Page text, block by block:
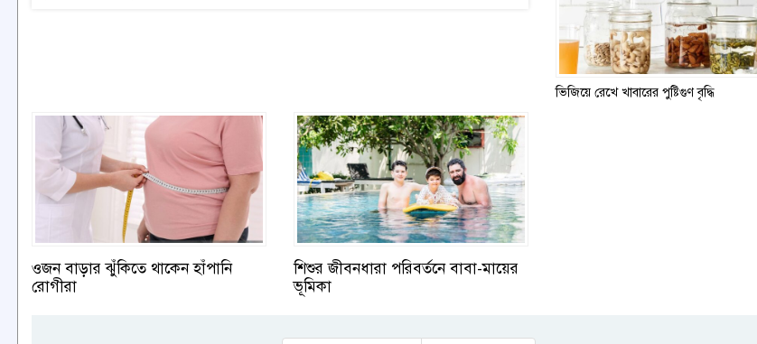
ভিজিয়ে রেখে খাবারের পুষ্টিগুণ বৃদ্ধি
ওজন বাড়ার ঝুঁকিতে থাকেন হাঁপানি
রোগীরা
শিশুর জীবনধারা পরিবর্তনে বাবা-মায়ের
ভূমিকা